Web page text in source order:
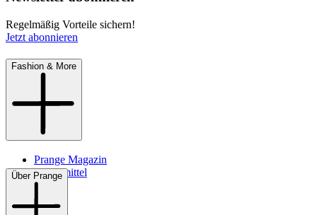
Regelmäßig Vorteile sichern!
Jetzt abonnieren
Fashion & More
Prange Magazin
Pflegemittel
Über Prange